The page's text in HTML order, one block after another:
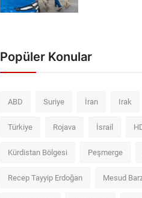
Popüler Konular
ABD Suriye İran Irak
Türkiye Rojava İsrail
Kürdistan Bölgesi Peşmerge
Recep Tayyip Erdoğan Mesud